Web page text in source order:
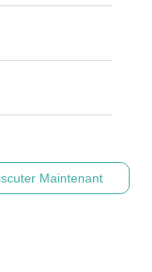
Maintenant